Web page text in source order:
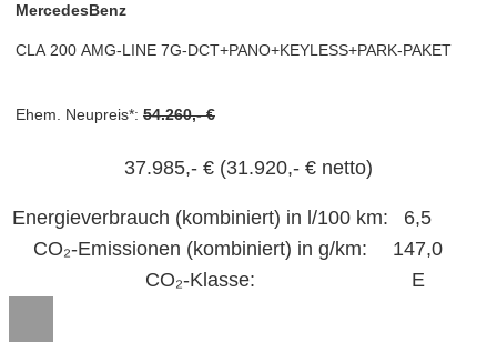
MercedesBenz
CLA 200 AMG-LINE 7G-DCT+PANO+KEYLESS+PARK-PAKET
Ehem. Neupreis*: 54.260,- €
37.985,- € (31.920,- € netto)
Energieverbrauch (kombiniert) in l/100 km:
6,5
CO₂-Emissionen (kombiniert) in g/km:
147,0
CO₂-Klasse:
E